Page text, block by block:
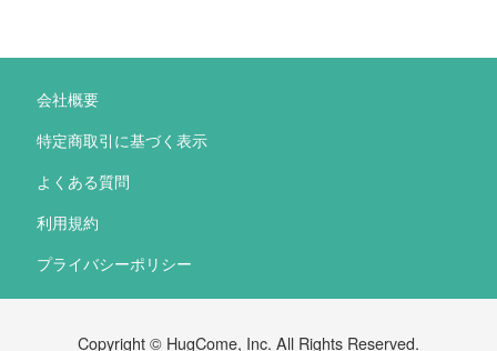
会社概要
特定商取引に基づく表示
よくある質問
利用規約
プライバシーポリシー
Copyright © HugCome, Inc. All Rights Reserved.